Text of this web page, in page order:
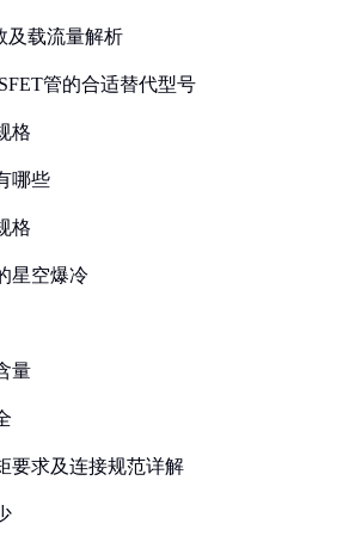
及载流量解析
管的合适替代型号
格
哪些
格
星空爆冷
量
要求及连接规范详解